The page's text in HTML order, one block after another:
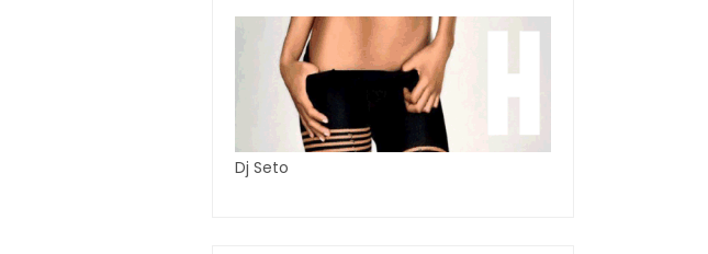
Dj Seto